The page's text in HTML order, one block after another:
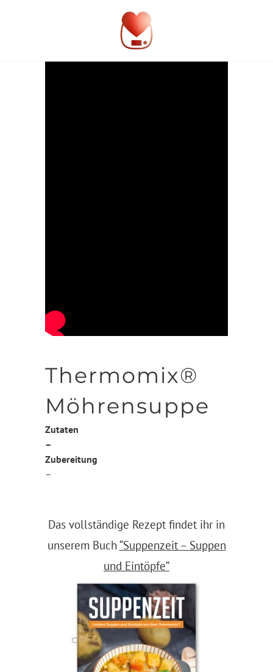
Thermomix®
Möhrensuppe
Zutaten
–
Zubereitung
–
Das vollständige Rezept findet ihr in
unserem Buch “Suppenzeit – Suppen
und Eintöpfe”